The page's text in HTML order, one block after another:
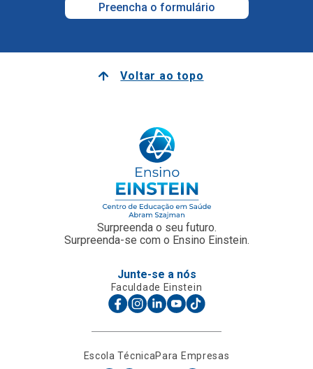
Preencha o formulário
Voltar ao topo
Surpreenda o seu futuro.
Surpreenda-se com o Ensino Einstein.
Junte-se a nós
Faculdade Einstein
Escola TécnicaPara Empresas